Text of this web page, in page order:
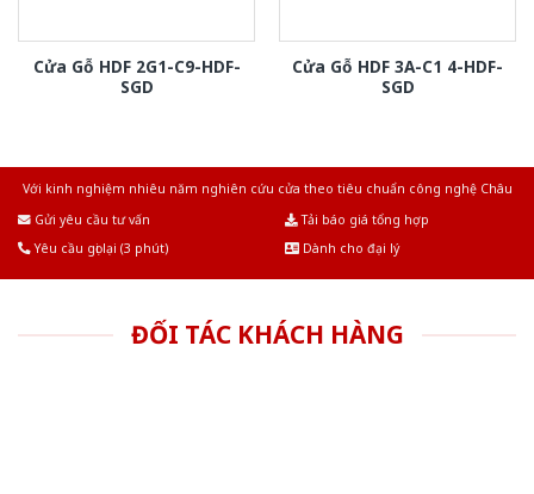
Cửa Gỗ HDF 2G1-C9-HDF-
SGD
Cửa Gỗ HDF 3A-C1 4-HDF-
SGD
Với kinh nghiệm nhiêu năm nghiên cứu cửa theo tiêu chuẩn công nghệ Châu
Gửi yêu cầu tư vấn
Tải báo giá tổng hợp
Yêu cầu gọi lại (3 phút)
Dành cho đại lý
ĐỐI TÁC KHÁCH HÀNG